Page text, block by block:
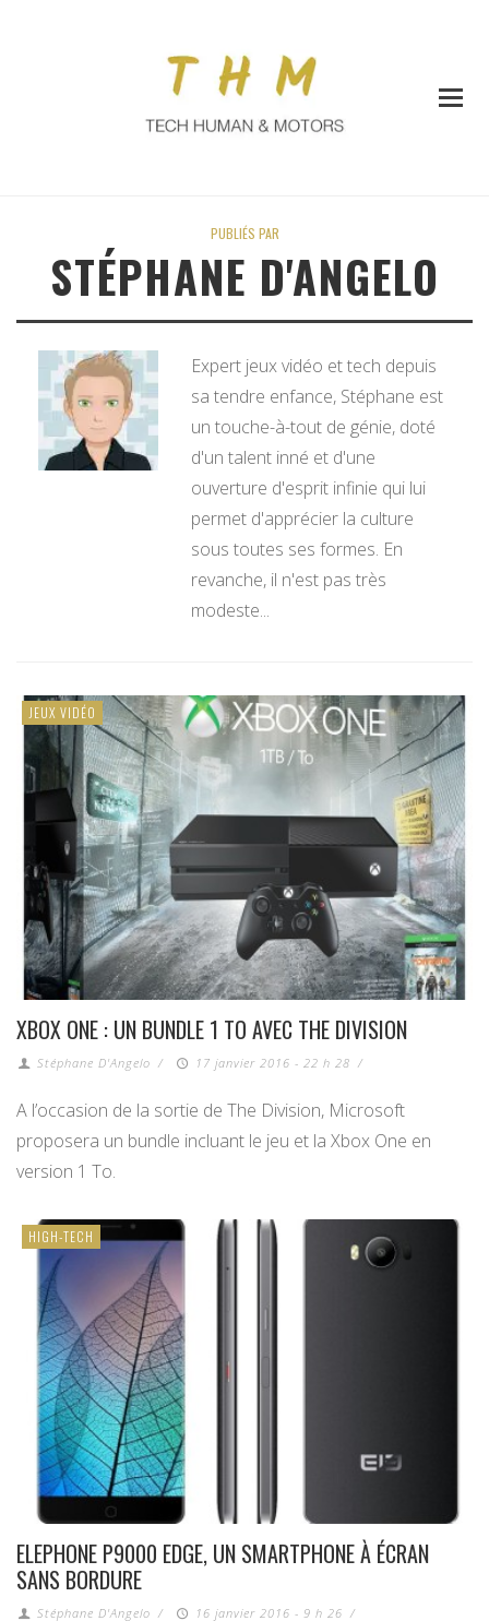
PUBLIÉS PAR
STÉPHANE D'ANGELO
Expert jeux vidéo et tech depuis
sa tendre enfance, Stéphane est
un touche-à-tout de génie, doté
d'un talent inné et d'une
ouverture d'esprit infinie qui lui
permet d'apprécier la culture
sous toutes ses formes. En
revanche, il n'est pas très
modeste...
JEUX VIDÉO
XBOX ONE : UN BUNDLE 1 TO AVEC THE DIVISION
Stéphane D'Angelo / 17 janvier 2016 - 22 h 28 /
A l’occasion de la sortie de The Division, Microsoft
proposera un bundle incluant le jeu et la Xbox One en
version 1 To.
HIGH-TECH
ELEPHONE P9000 EDGE, UN SMARTPHONE À ÉCRAN
SANS BORDURE
Stéphane D'Angelo / 16 janvier 2016 - 9 h 26 /